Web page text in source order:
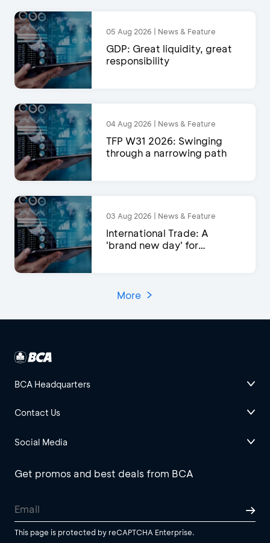
05 Aug 2026 | News & Feature
GDP: Great liquidity, great
responsibility
04 Aug 2026 | News & Feature
TFP W31 2026: Swinging
through a narrowing path
03 Aug 2026 | News & Feature
International Trade: A
'brand new day' for
More
BCA Headquarters
Contact Us
Social Media
Get promos and best deals from BCA
This page is protected by reCAPTCHA Enterprise.